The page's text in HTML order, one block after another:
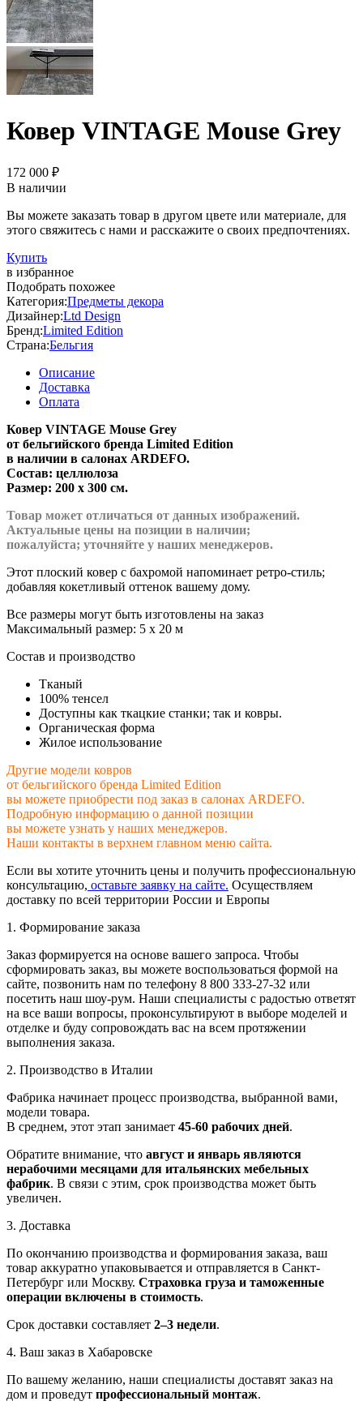
Ковер VINTAGE Mouse Grey
172 000 ₽
В наличии
Вы можете заказать товар в другом цвете или материале, для
этого свяжитесь с нами и расскажите о своих предпочтениях.
Купить
в избранное
Подобрать похожее
Категория:Предметы декора
Дизайнер:Ltd Design
Бренд:Limited Edition
Страна:Бельгия
Описание
Доставка
Оплата
Ковер VINTAGE Mouse Grey
от бельгийского бренда Limited Edition
в наличии в салонах ARDEFO.
Состав: целлюлоза
Размер: 200 x 300 см.
Товар может отличаться от данных изображений.
Актуальные цены на позиции в наличии;
пожалуйста; уточняйте у наших менеджеров.
Этот плоский ковер с бахромой напоминает ретро-стиль;
добавляя кокетливый оттенок вашему дому.
Все размеры могут быть изготовлены на заказ
Максимальный размер: 5 x 20 м
Состав и производство
Тканый
100% тенсел
Доступны как ткацкие станки; так и ковры.
Органическая форма
Жилое использование
Другие модели ковров
от бельгийского бренда Limited Edition
вы можете приобрести под заказ в салонах ARDEFO.
Подробную информацию о данной позиции
вы можете узнать у наших менеджеров.
Наши контакты в верхнем главном меню сайта.
Если вы хотите уточнить цены и получить профессиональную
консультацию, оставьте заявку на сайте. Осуществляем
доставку по всей территории России и Европы
1. Формирование заказа
Заказ формируется на основе вашего запроса. Чтобы
сформировать заказ, вы можете воспользоваться формой на
сайте, позвонить нам по телефону 8 800 333-27-32 или
посетить наш шоу-рум. Наши специалисты с радостью ответят
на все ваши вопросы, проконсультируют в выборе моделей и
отделке и буду сопровождать вас на всем протяжении
выполнения заказа.
2. Производство в Италии
Фабрика начинает процесс производства, выбранной вами,
модели товара.
В среднем, этот этап занимает 45-60 рабочих дней.
Обратите внимание, что август и январь являются
нерабочими месяцами для итальянских мебельных
фабрик. В связи с этим, срок производства может быть
увеличен.
3. Доставка
По окончанию производства и формирования заказа, ваш
товар аккуратно упаковывается и отправляется в Санкт-
Петербург или Москву. Страховка груза и таможенные
операции включены в стоимость.
Срок доставки составляет 2–3 недели.
4. Ваш заказ в Хабаровске
По вашему желанию, наши специалисты доставят заказ на
дом и проведут профессиональный монтаж.